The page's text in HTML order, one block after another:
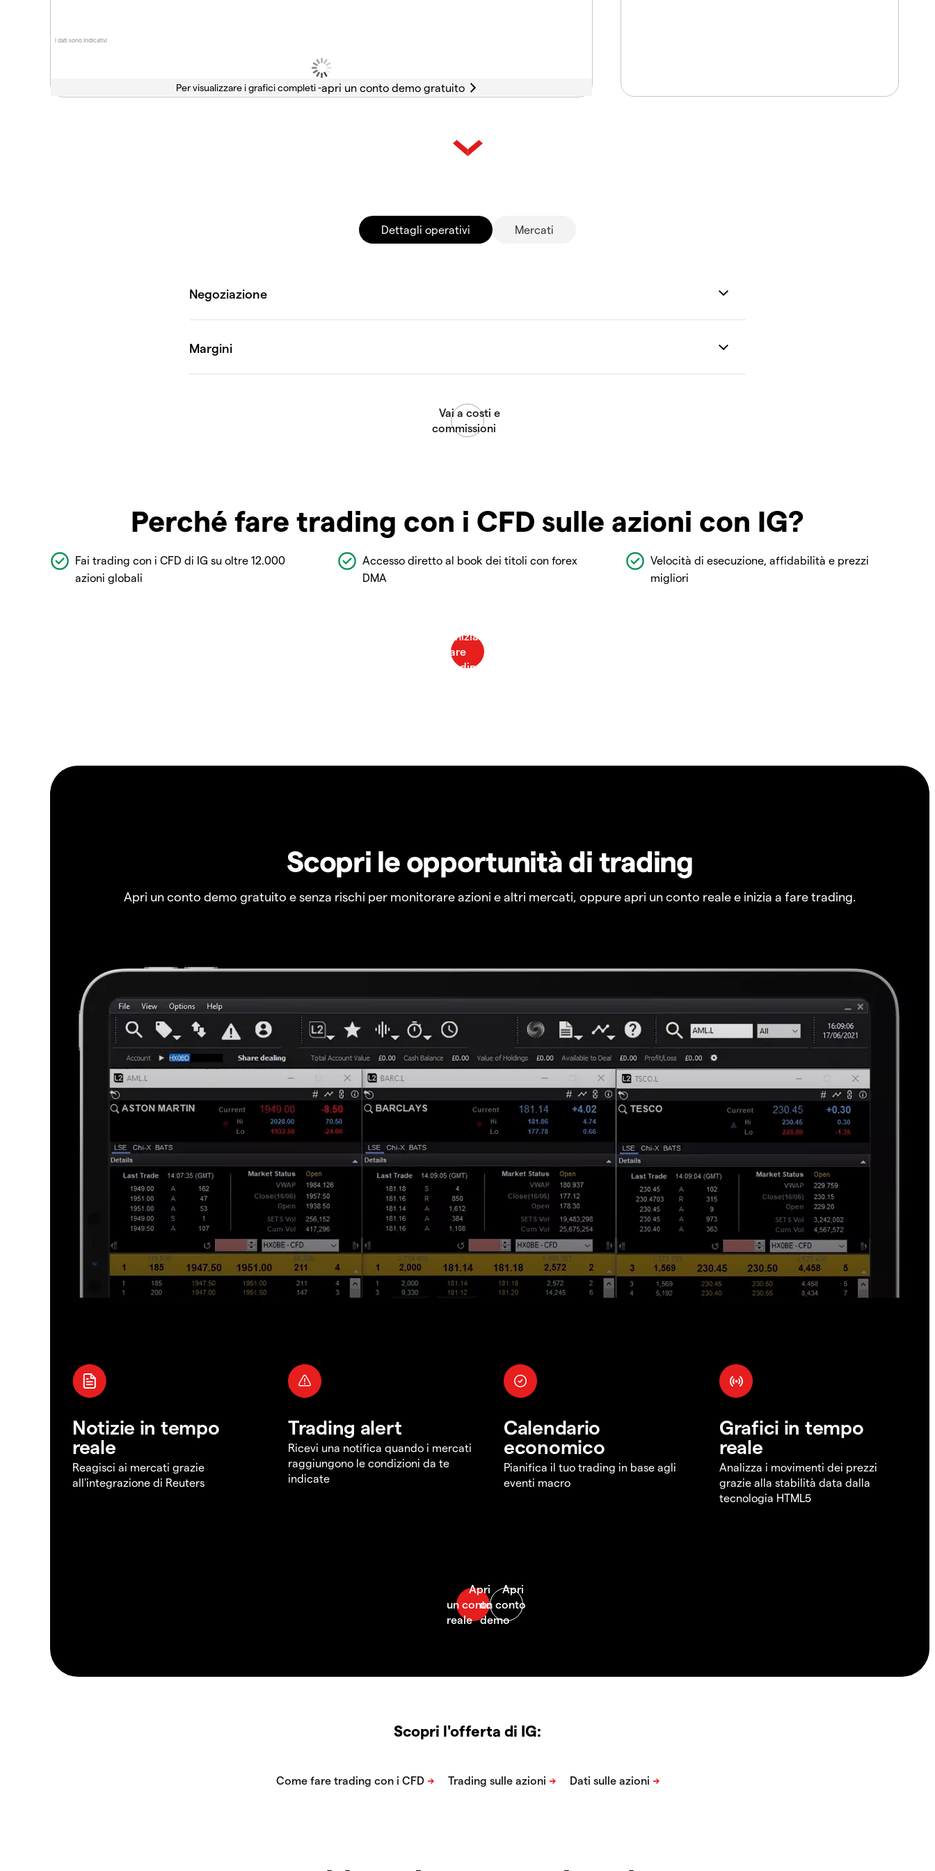
I dati sono indicativi
Per visualizzare i grafici completi -
Dettagli operativi Mercati
Perché fare trading con i CFD sulle azioni con IG?
Fai trading con i CFD di IG su oltre 12.000
azioni globali
Accesso diretto al book dei titoli con forex
DMA
Velocità di esecuzione, affidabilità e prezzi
migliori
Scopri le opportunità di trading
Apri un conto demo gratuito e senza rischi per monitorare azioni e altri mercati, oppure apri un conto reale e inizia a fare trading.
Notizie in tempo
reale
Reagisci ai mercati grazie
all'integrazione di Reuters
Trading alert
Ricevi una notifica quando i mercati
raggiungono le condizioni da te
indicate
Calendario
economico
Pianifica il tuo trading in base agli
eventi macro
Grafici in tempo
reale
Analizza i movimenti dei prezzi
grazie alla stabilità data dalla
tecnologia HTML5
Scopri l'offerta di IG: